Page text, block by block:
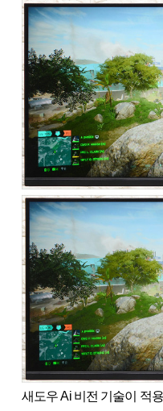
새도우 Ai 비전 기술이 적